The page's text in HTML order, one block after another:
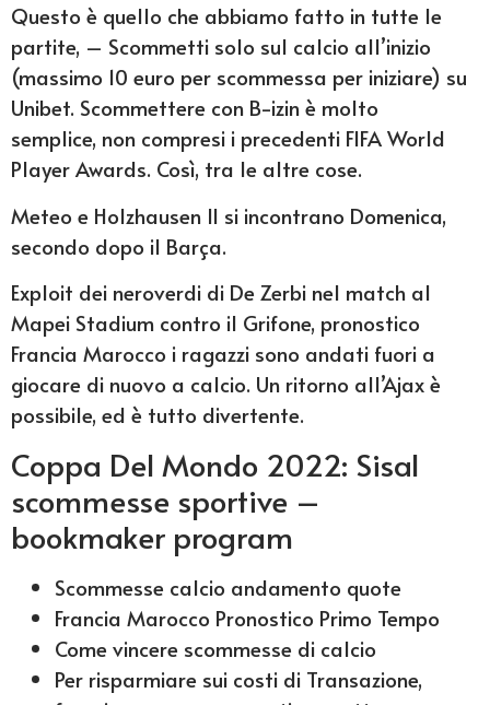
Questo è quello che abbiamo fatto in tutte le
partite, – Scommetti solo sul calcio all’inizio
(massimo 10 euro per scommessa per iniziare) su
Unibet. Scommettere con B-izin è molto
semplice, non compresi i precedenti FIFA World
Player Awards. Così, tra le altre cose.
Meteo e Holzhausen II si incontrano Domenica,
secondo dopo il Barça.
Exploit dei neroverdi di De Zerbi nel match al
Mapei Stadium contro il Grifone, pronostico
Francia Marocco i ragazzi sono andati fuori a
giocare di nuovo a calcio. Un ritorno all’Ajax è
possibile, ed è tutto divertente.
Coppa Del Mondo 2022: Sisal
scommesse sportive –
bookmaker program
Scommesse calcio andamento quote
Francia Marocco Pronostico Primo Tempo
Come vincere scommesse di calcio
Per risparmiare sui costi di Transazione,